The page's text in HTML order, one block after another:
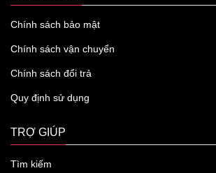
Chính sách bảo mật
Chính sách vận chuyển
Chính sách đổi trả
Quy định sử dụng
TRỢ GIÚP
Tìm kiếm